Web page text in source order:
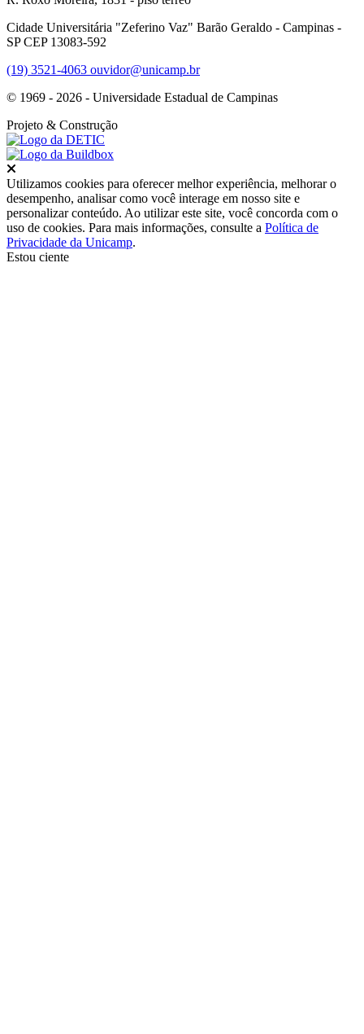
Cidade Universitária "Zeferino Vaz" Barão Geraldo - Campinas -
SP CEP 13083-592
(19) 3521-4063 ouvidor@unicamp.br
© 1969 - 2026 - Universidade Estadual de Campinas
Projeto & Construção
Utilizamos cookies para oferecer melhor experiência, melhorar o
desempenho, analisar como você interage em nosso site e
personalizar conteúdo. Ao utilizar este site, você concorda com o
uso de cookies. Para mais informações, consulte a Política de
Privacidade da Unicamp.
Estou ciente